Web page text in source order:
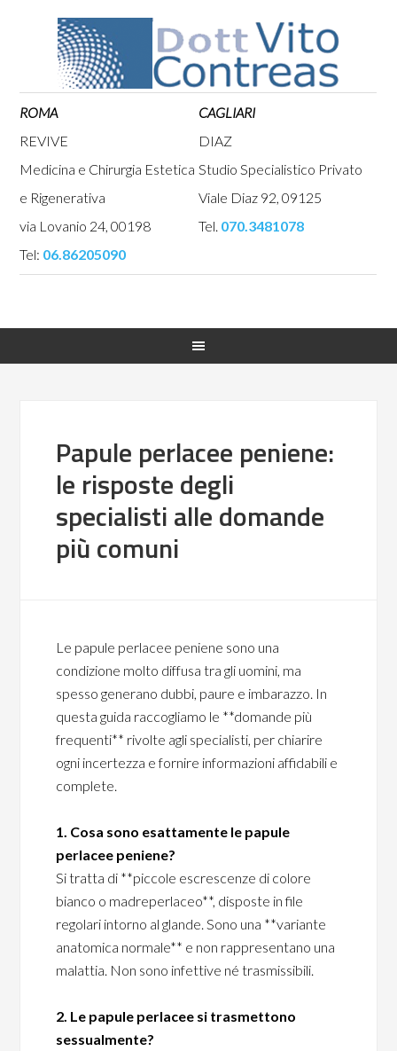
ROMA
REVIVE
Medicina e Chirurgia Estetica
e Rigenerativa
via Lovanio 24, 00198
Tel: 06.86205090
CAGLIARI
DIAZ
Studio Specialistico Privato
Viale Diaz 92, 09125
Tel. 070.3481078
Papule perlacee peniene:
le risposte degli
specialisti alle domande
più comuni
Le papule perlacee peniene sono una
condizione molto diffusa tra gli uomini, ma
spesso generano dubbi, paure e imbarazzo. In
questa guida raccogliamo le **domande più
frequenti** rivolte agli specialisti, per chiarire
ogni incertezza e fornire informazioni affidabili e
complete.
1. Cosa sono esattamente le papule
perlacee peniene?
Si tratta di **piccole escrescenze di colore
bianco o madreperlaceo**, disposte in file
regolari intorno al glande. Sono una **variante
anatomica normale** e non rappresentano una
malattia. Non sono infettive né trasmissibili.
2. Le papule perlacee si trasmettono
sessualmente?